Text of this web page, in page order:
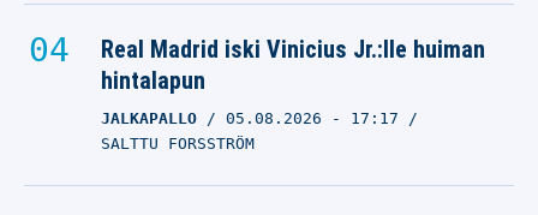
Real Madrid iski Vinicius Jr.:lle huiman
hintalapun
JALKAPALLO 05.08.2026 - 17:17
SALTTU FORSSTRÖM